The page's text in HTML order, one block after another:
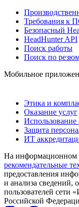
Требования к
Безопасный
HeadHunter API
Поиск работы
Поиск по
Мобильное
Этика и
Оказание услуг
Использование
Защита
ИТ
На информационном
рекомендательные
предоставления
и анализа сведений,
пользователей сети
Российской